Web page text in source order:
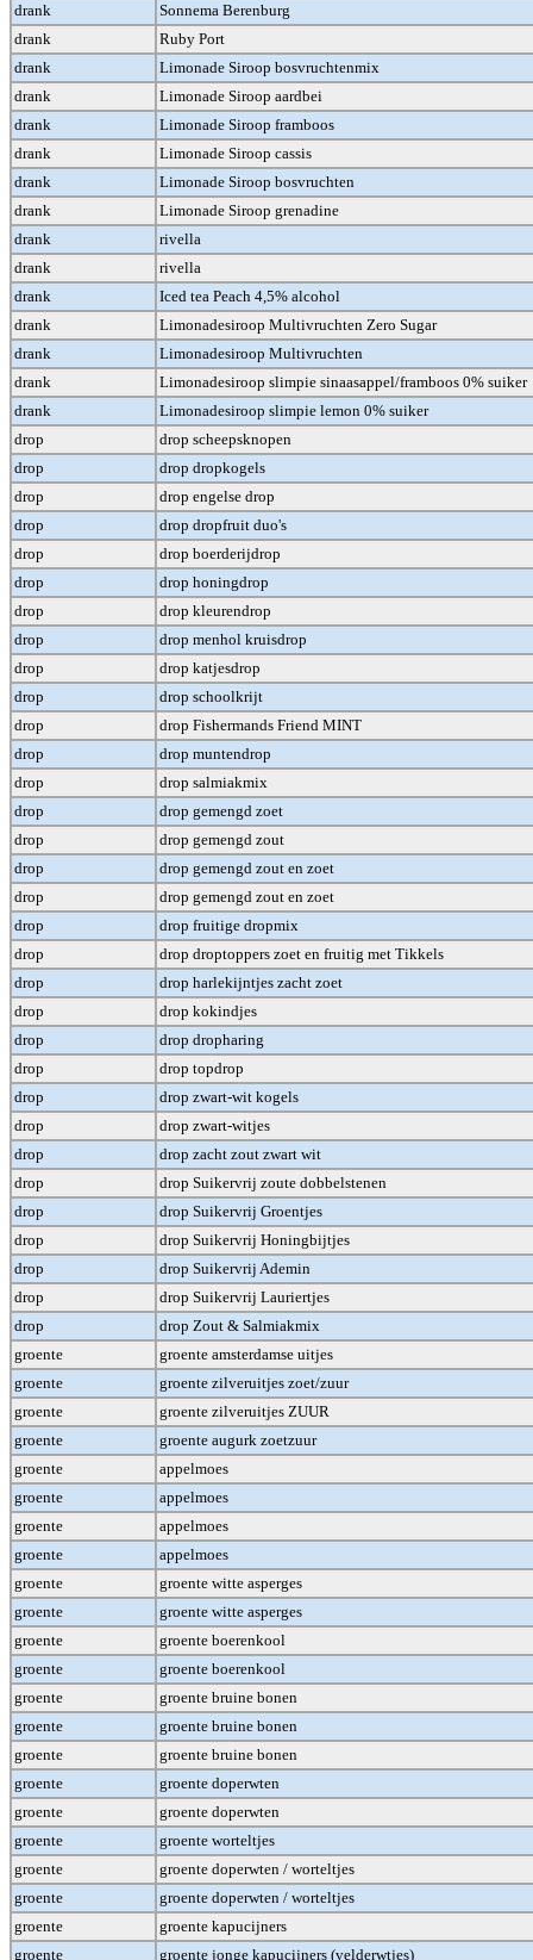
drank
Sonnema Berenburg
drank
Ruby Port
drank
Limonade Siroop bosvruchtenmix
drank
Limonade Siroop aardbei
drank
Limonade Siroop framboos
drank
Limonade Siroop cassis
drank
Limonade Siroop bosvruchten
drank
Limonade Siroop grenadine
drank
rivella
drank
rivella
drank
Iced tea Peach 4,5% alcohol
drank
Limonadesiroop Multivruchten Zero Sugar
drank
Limonadesiroop Multivruchten
drank
Limonadesiroop slimpie sinaasappel/framboos 0% suiker
drank
Limonadesiroop slimpie lemon 0% suiker
drop
drop scheepsknopen
drop
drop dropkogels
drop
drop engelse drop
drop
drop dropfruit duo's
drop
drop boerderijdrop
drop
drop honingdrop
drop
drop kleurendrop
drop
drop menhol kruisdrop
drop
drop katjesdrop
drop
drop schoolkrijt
drop
drop Fishermands Friend MINT
drop
drop muntendrop
drop
drop salmiakmix
drop
drop gemengd zoet
drop
drop gemengd zout
drop
drop gemengd zout en zoet
drop
drop gemengd zout en zoet
drop
drop fruitige dropmix
drop
drop droptoppers zoet en fruitig met Tikkels
drop
drop harlekijntjes zacht zoet
drop
drop kokindjes
drop
drop dropharing
drop
drop topdrop
drop
drop zwart-wit kogels
drop
drop zwart-witjes
drop
drop zacht zout zwart wit
drop
drop Suikervrij zoute dobbelstenen
drop
drop Suikervrij Groentjes
drop
drop Suikervrij Honingbijtjes
drop
drop Suikervrij Ademin
drop
drop Suikervrij Lauriertjes
drop
drop Zout & Salmiakmix
groente
groente amsterdamse uitjes
groente
groente zilveruitjes zoet/zuur
groente
groente zilveruitjes ZUUR
groente
groente augurk zoetzuur
groente
appelmoes
groente
appelmoes
groente
appelmoes
groente
appelmoes
groente
groente witte asperges
groente
groente witte asperges
groente
groente boerenkool
groente
groente boerenkool
groente
groente bruine bonen
groente
groente bruine bonen
groente
groente bruine bonen
groente
groente doperwten
groente
groente doperwten
groente
groente worteltjes
groente
groente doperwten / worteltjes
groente
groente doperwten / worteltjes
groente
groente kapucijners
groente
groente jonge kapucijners (velderwtjes)